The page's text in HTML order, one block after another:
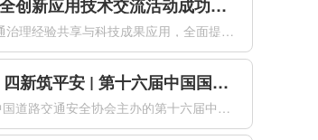
道路交通安全创新应用技术交流活动成功举办
为深化道路交通治理经验共享与科技成果应用，全面提升道路交通安全治理现代化水平，2026年4月21日下午，由公安部道路交通安全研究中心、中国道路交通安全协会共同主办的道路交通安全创新应用技术交流活动在南京国际博览会议中心成功举办。来自全国公安交通管理部门、科研院所、高等院校及科技企业的代表，共同聚焦道...
交通新质力 四新筑平安 | 第十六届中国国际道路交通安全产品博览会盛大开幕
4月22日，由中国道路交通安全协会主办的第十六届中国国际道路交通安全产品博览会（以下简称“交博会”）在南京国际博览中心盛大开幕。本届交博会以“交通新质力四新筑平安”为主题，紧扣“新警务理念、新运行模式、新技术装备、新管理体系”四新要求，全面汇聚道路交通安全领域前沿科技成果与创新解决方案，以科技创新驱...